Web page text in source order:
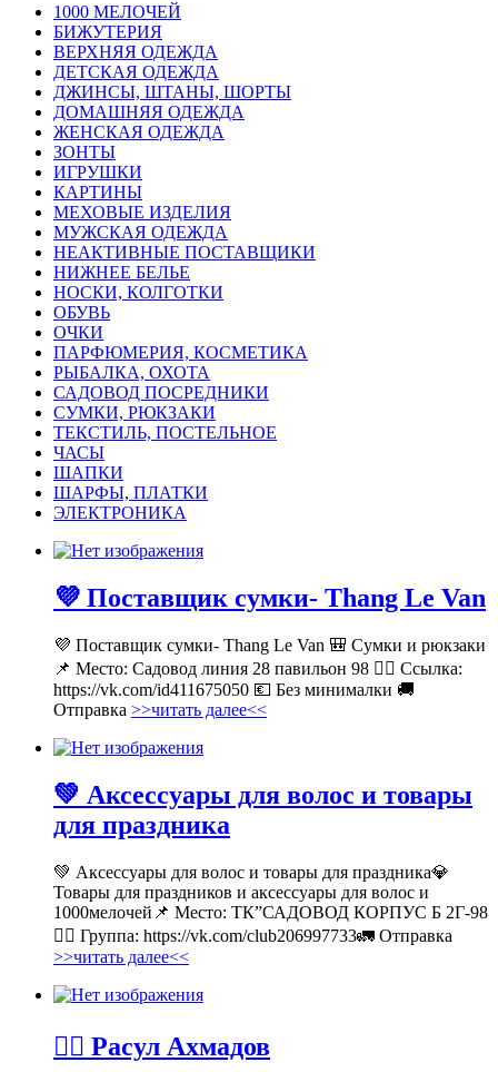
1000 МЕЛОЧЕЙ
БИЖУТЕРИЯ
ВЕРХНЯЯ ОДЕЖДА
ДЕТСКАЯ ОДЕЖДА
ДЖИНСЫ, ШТАНЫ, ШОРТЫ
ДОМАШНЯЯ ОДЕЖДА
ЖЕНСКАЯ ОДЕЖДА
ЗОНТЫ
ИГРУШКИ
КАРТИНЫ
МЕХОВЫЕ ИЗДЕЛИЯ
МУЖСКАЯ ОДЕЖДА
НЕАКТИВНЫЕ ПОСТАВЩИКИ
НИЖНЕЕ БЕЛЬЕ
НОСКИ, КОЛГОТКИ
ОБУВЬ
ОЧКИ
ПАРФЮМЕРИЯ, КОСМЕТИКА
РЫБАЛКА, ОХОТА
САДОВОД ПОСРЕДНИКИ
СУМКИ, РЮКЗАКИ
ТЕКСТИЛЬ, ПОСТЕЛЬНОЕ
ЧАСЫ
ШАПКИ
ШАРФЫ, ПЛАТКИ
ЭЛЕКТРОНИКА
💜 Поставщик сумки- Thang Le Van
💜 Поставщик сумки- Thang Le Van 🎒 Сумки и рюкзаки
📌 Место: Садовод линия 28 павильон 98 👉🏻 Ссылка:
https://vk.com/id411675050 💶 Без минималки 🚚
Отправка >>читать далее<<
💚 Аксессуары для волос и товары
для праздника
💚 Аксессуары для волос и товары для праздника💎
Товары для праздников и аксессуары для волос и
1000мелочей📌 Место: ТК”САДОВОД КОРПУС Б 2Г-98
👉🏻 Группа: https://vk.com/club206997733🚛 Отправка
>>читать далее<<
💁‍♂ Расул Ахмадов